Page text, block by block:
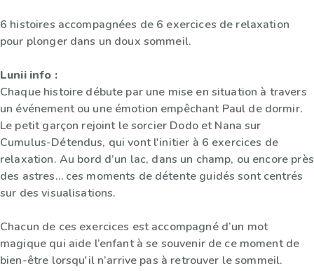
6 histoires accompagnées de 6 exercices de relaxation
pour plonger dans un doux sommeil.
Lunii info :
Chaque histoire débute par une mise en situation à travers
un événement ou une émotion empêchant Paul de dormir.
Le petit garçon rejoint le sorcier Dodo et Nana sur
Cumulus-Détendus, qui vont l'initier à 6 exercices de
relaxation. Au bord d’un lac, dans un champ, ou encore près
des astres… ces moments de détente guidés sont centrés
sur des visualisations.
Chacun de ces exercices est accompagné d’un mot
magique qui aide l’enfant à se souvenir de ce moment de
bien-être lorsqu'il n’arrive pas à retrouver le sommeil.